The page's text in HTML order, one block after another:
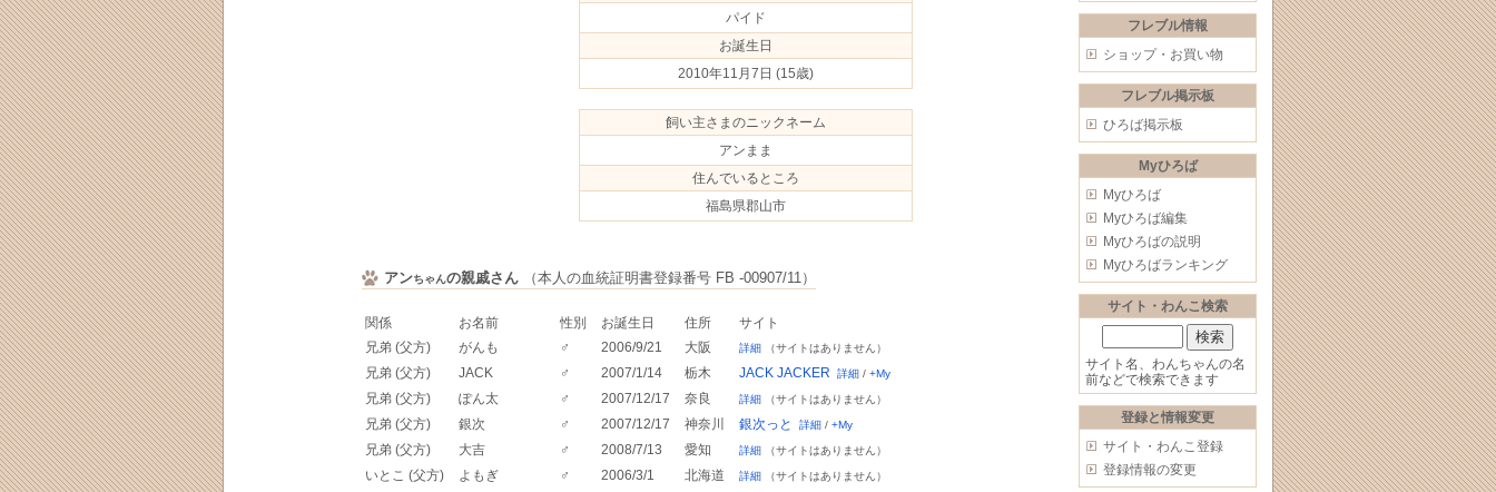
フレブル情報
ショップ・お買い物
フレブル掲示板
ひろば掲示板
Myひろば
Myひろば
Myひろば編集
Myひろばの説明
Myひろばランキング
サイト・わんこ検索
サイト名、わんちゃんの名
前などで検索できます
登録と情報変更
サイト・わんこ登録
登録情報の変更
パイド
お誕生日
2010年11月7日 (15歳)
飼い主さまのニックネーム
アンまま
住んでいるところ
福島県郡山市
アンちゃんの親戚さん（本人の血統証明書登録番号 FB -00907/11）
関係 お名前 性別 お誕生日 住所
サイト
兄弟 (父方)
がんも ♂ 2006/9/21 大阪 詳細（サイトはありません）
兄弟 (父方) JACK ♂ 2007/1/14 栃木 JACK JACKER 詳細/ +My
兄弟 (父方) ぽん太 ♂ 2007/12/17 奈良 詳細（サイトはありません）
兄弟 (父方) 銀次 ♂ 2007/12/17 神奈川 銀次っと 詳細/ +My
兄弟 (父方) 大吉 ♂ 2008/7/13 愛知 詳細（サイトはありません）
いとこ (父方) よもぎ ♂ 2006/3/1 北海道 詳細（サイトはありません）